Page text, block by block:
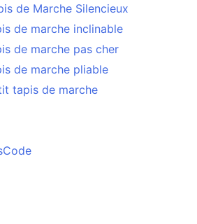
de Marche Silencieux
de marche inclinable
de marche pas cher
de marche pliable
tapis de marche